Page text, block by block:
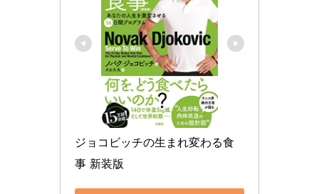
ジョコビッチの生まれ変わる食
事 新装版